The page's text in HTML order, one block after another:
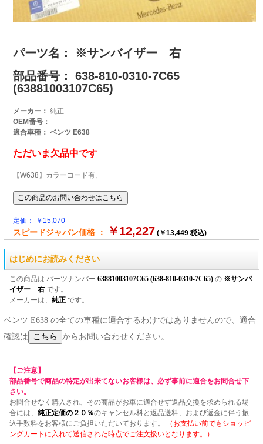
パーツ名： ※サンバイザー 右
部品番号： 638-810-0310-7C65
(63881003107C65)
メーカー： 純正
OEM番号：
適合車種： ベンツ E638
ただいま欠品中です
【W638】カラーコード有,
定価： ￥15,070
スピードジャパン価格 ： ￥12,227 (￥13,449 税込)
はじめにお読みください
この商品は パーツナンバー 63881003107C65 (638-810-0310-7C65) の ※サンバ
イザー 右 です。
メーカーは、 純正 です。
ベンツ E638 の全ての車種に適合するわけではありませんので、適合
確認は
からお問い合わせください。
【ご注意】
部品番号で商品の特定が出来てないお客様は、必ず事前に適合をお問合せ下
さい。
お問合せなく購入され、その商品がお車に適合せず返品交換を求められる場
合には、 純正定価の２０％のキャンセル料と返品送料、および返金に伴う振
込手数料をお客様にご負担いただいております。
（お支払い前でもショッピ
ングカートに入れて送信された時点でご注文扱いとなります。）